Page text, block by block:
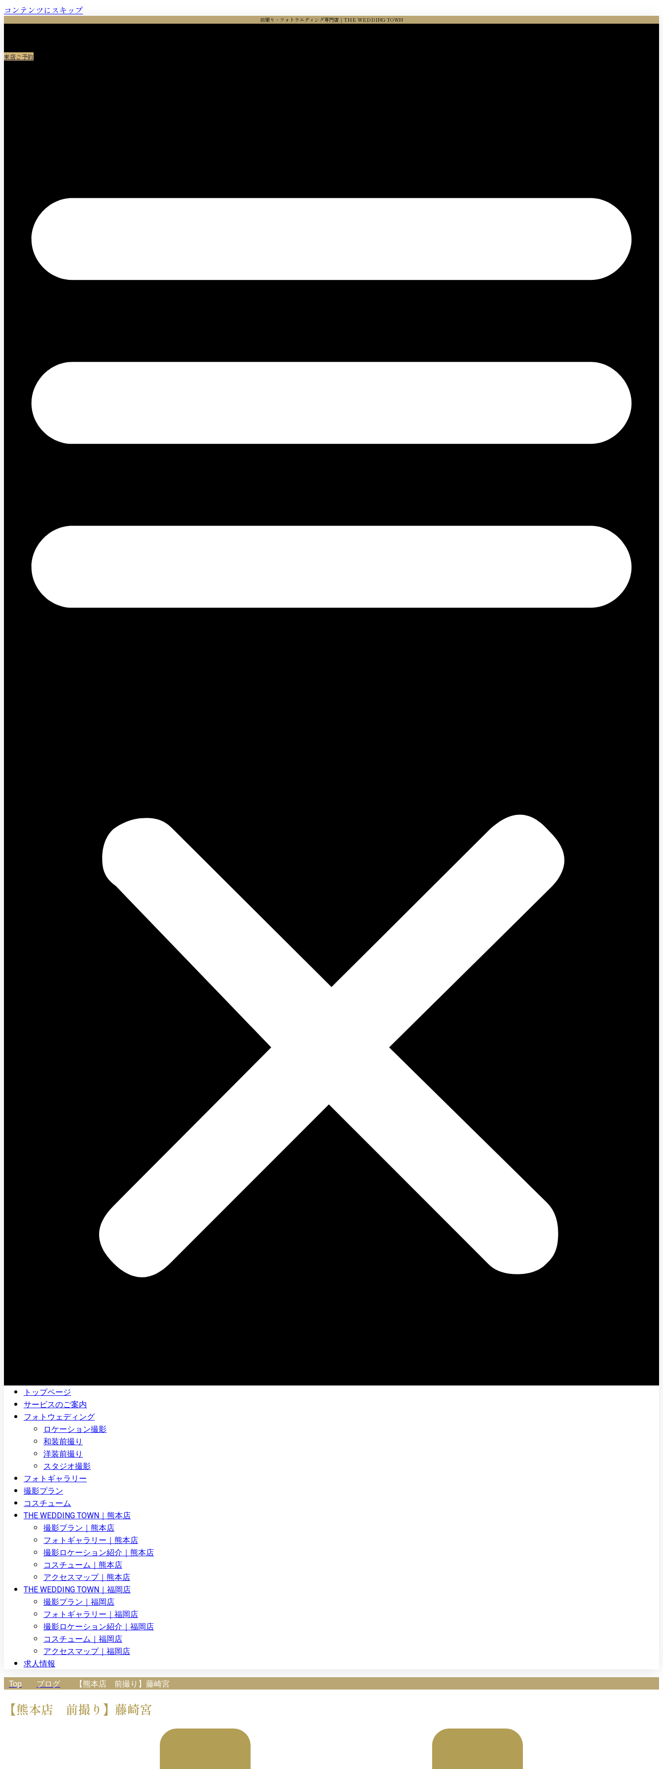
コンテンツにスキップ
前撮り・フォトウエディング専門店｜THE WEDDING TOWN
来店ご予約
トップページ
サービスのご案内
フォトウェディング
ロケーション撮影
和装前撮り
洋装前撮り
スタジオ撮影
フォトギャラリー
撮影プラン
コスチューム
THE WEDDING TOWN｜熊本店
撮影プラン｜熊本店
フォトギャラリー｜熊本店
撮影ロケーション紹介｜熊本店
コスチューム｜熊本店
アクセスマップ｜熊本店
THE WEDDING TOWN｜福岡店
撮影プラン｜福岡店
フォトギャラリー｜福岡店
撮影ロケーション紹介｜福岡店
コスチューム｜福岡店
アクセスマップ｜福岡店
求人情報
Top ブログ 【熊本店 前撮り】藤崎宮
【熊本店 前撮り】藤崎宮